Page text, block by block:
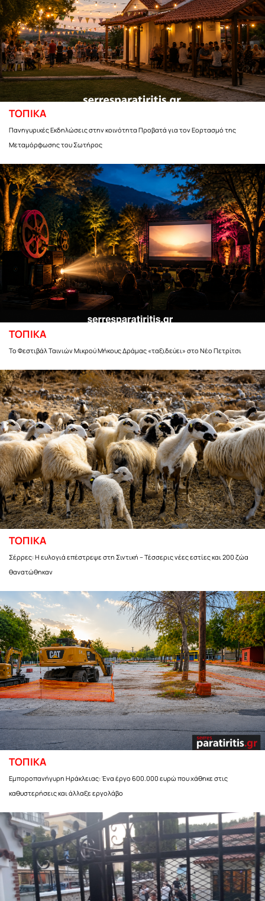
ΤΟΠΙΚΑ
Πανηγυρικές Εκδηλώσεις στην κοινότητα Προβατά για τον Εορτασμό της
Μεταμόρφωσης του Σωτήρος
ΤΟΠΙΚΑ
Το Φεστιβάλ Ταινιών Μικρού Μήκους Δράμας «ταξιδεύει» στο Νέο Πετρίτσι
ΤΟΠΙΚΑ
Σέρρες: Η ευλογιά επέστρεψε στη Σιντική – Τέσσερις νέες εστίες και 200 ζώα
θανατώθηκαν
ΤΟΠΙΚΑ
Εμποροπανήγυρη Ηράκλειας: Ένα έργο 600.000 ευρώ που χάθηκε στις
καθυστερήσεις και άλλαξε εργολάβο